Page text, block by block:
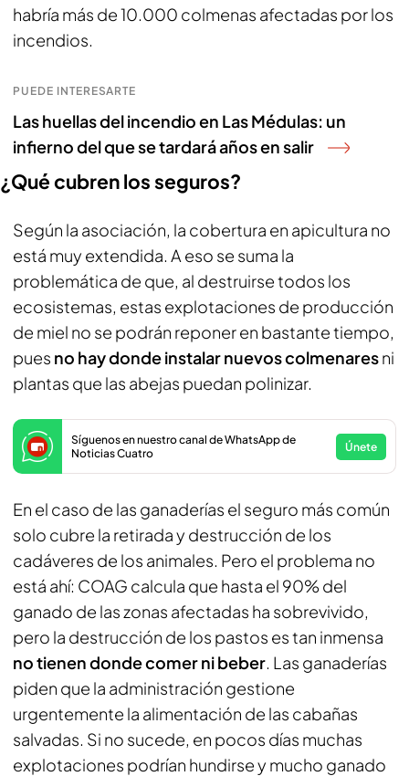
habría más de 10.000 colmenas afectadas por los
incendios.
PUEDE INTERESARTE
Las huellas del incendio en Las Médulas: un
infierno del que se tardará años en salir
¿Qué cubren los seguros?
Según la asociación, la cobertura en apicultura no
está muy extendida. A eso se suma la
problemática de que, al destruirse todos los
ecosistemas, estas explotaciones de producción
de miel no se podrán reponer en bastante tiempo,
pues no hay donde instalar nuevos colmenaresni
plantas que las abejas puedan polinizar.
Síguenos en nuestro canal de WhatsApp de
Noticias Cuatro
Únete
En el caso de las ganaderías el seguro más común
solo cubre la retirada y destrucción de los
cadáveres de los animales. Pero el problema no
está ahí: COAG calcula que hasta el 90% del
ganado de las zonas afectadas ha sobrevivido,
pero la destrucción de los pastos es tan inmensa
no tienen donde comer ni beber. Las ganaderías
piden que la administración gestione
urgentemente la alimentación de las cabañas
salvadas. Si no sucede, en pocos días muchas
explotaciones podrían hundirse y mucho ganado